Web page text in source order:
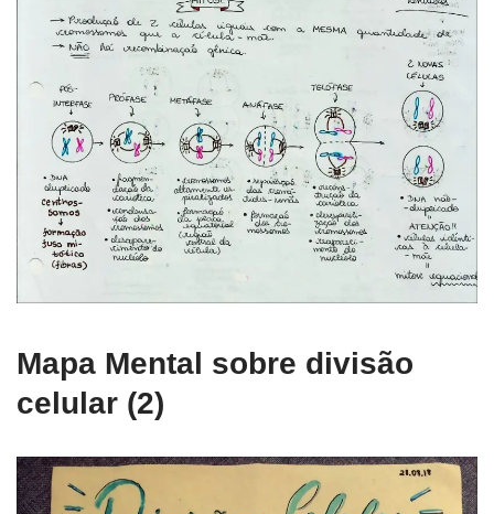
Mapa Mental sobre divisão
celular (2)